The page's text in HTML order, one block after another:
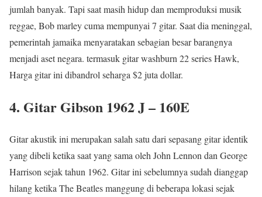
jumlah banyak. Tapi saat masih hidup dan memproduksi musik
reggae, Bob marley cuma mempunyai 7 gitar. Saat dia meninggal,
pemerintah jamaika menyaratakan sebagian besar barangnya
menjadi aset negara. termasuk gitar washburn 22 series Hawk,
Harga gitar ini dibandrol seharga $2 juta dollar.
4. Gitar Gibson 1962 J – 160E
Gitar akustik ini merupakan salah satu dari sepasang gitar identik
yang dibeli ketika saat yang sama oleh John Lennon dan George
Harrison sejak tahun 1962. Gitar ini sebelumnya sudah dianggap
hilang ketika The Beatles manggung di beberapa lokasi sejak